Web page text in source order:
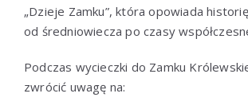
„Dzieje Zamku”, która opowiada
od średniowiecza po czasy
Podczas wycieczki do Zamku
zwrócić uwagę na: